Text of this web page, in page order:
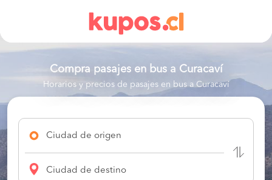
Compra pasajes en bus a Curacaví
Horarios y precios de pasajes en bus a Curacaví
Ciudad de origen
Ciudad de destino